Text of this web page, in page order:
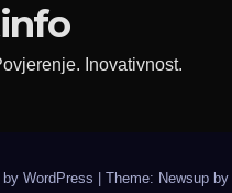
Inovativnost.
by WordPress Theme: Newsup by